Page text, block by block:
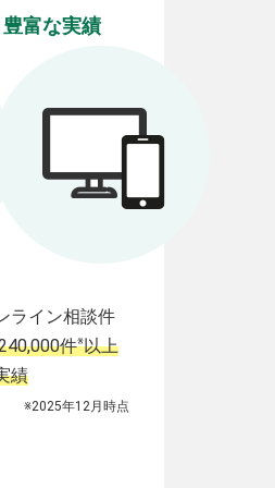
豊富な実績
ライン相談件
件※以上
績
※2025年12月時点